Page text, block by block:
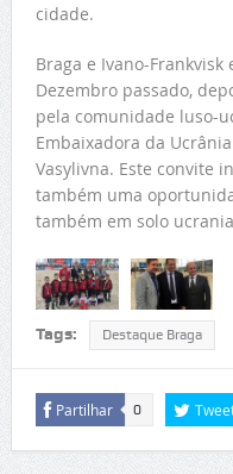
cidade.
Braga e Ivano-
Dezembro passado,
pela comunidade luso-
Embaixadora da
Vasylivna. Este convite
também uma
também em solo
Tags: Destaque Braga
Partilhar 0